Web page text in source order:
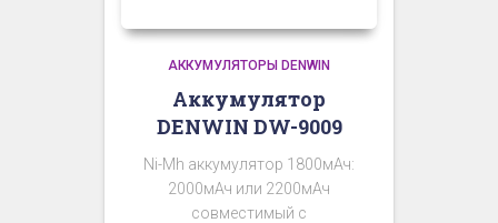
АККУМУЛЯТОРЫ DENWIN
Аккумулятор
DENWIN DW-9009
Ni-Mh аккумулятор 1800мАч:
2000мАч или 2200мАч
совместимый с